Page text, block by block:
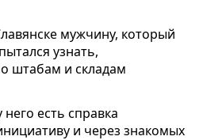
мужчину, который
узнать,
штабам и складам
есть справка
и через знакомых